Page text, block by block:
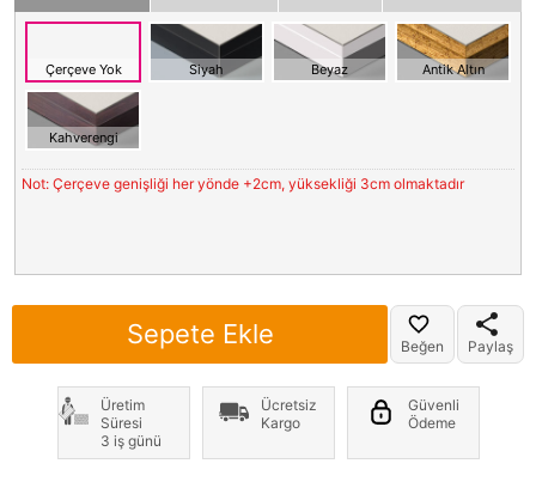
Çerçeve Yok Siyah Beyaz Antik Altın
Kahverengi
Not: Çerçeve genişliği her yönde +2cm, yüksekliği 3cm olmaktadır
Sepete Ekle Beğen Paylaş
Üretim
Süresi
3 iş günü
Ücretsiz
Kargo
Güvenli
Ödeme